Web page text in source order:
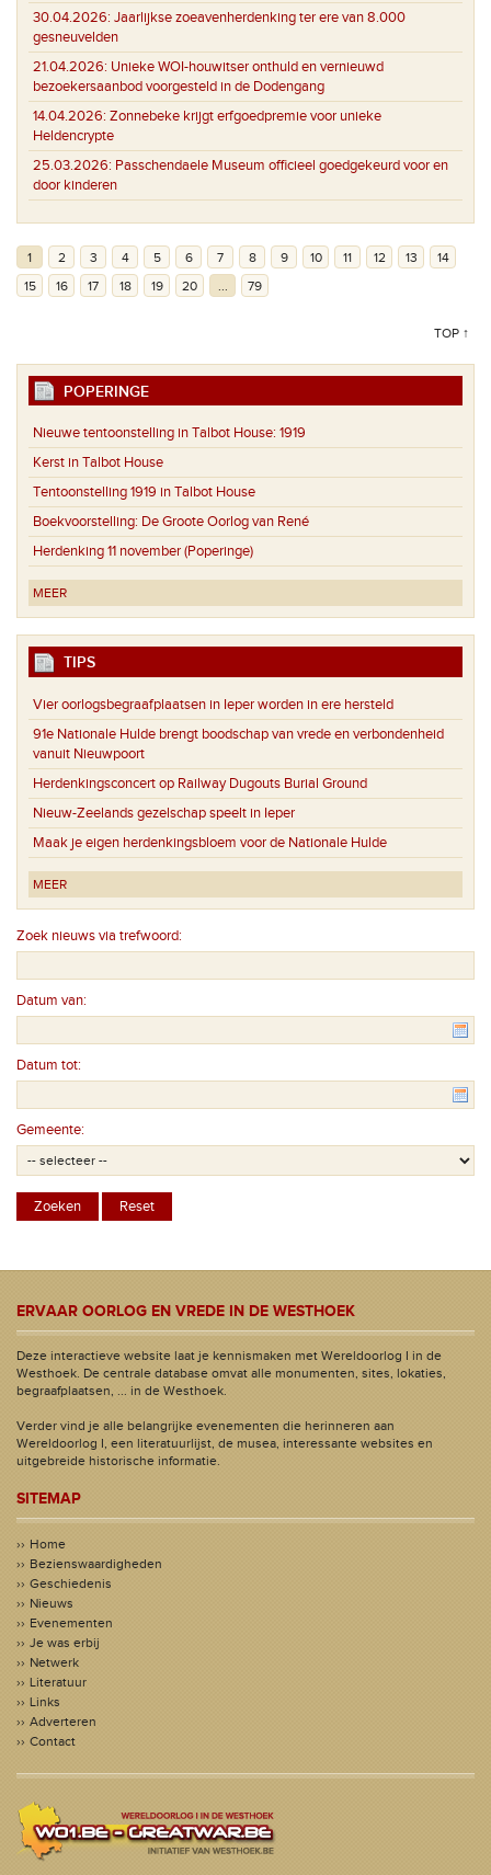
30.04.2026: Jaarlijkse zoeavenherdenking ter ere van 8.000
gesneuvelden
21.04.2026: Unieke WOI-houwitser onthuld en vernieuwd
bezoekersaanbod voorgesteld in de Dodengang
14.04.2026: Zonnebeke krijgt erfgoedpremie voor unieke
Heldencrypte
25.03.2026: Passchendaele Museum officieel goedgekeurd voor en
door kinderen
1 2 3 4 5 6 7 8 9 10 11 12 13
14
15
16 17 18 19 20 79
TOP ↑
POPERINGE
Nieuwe tentoonstelling in Talbot House: 1919
Kerst in Talbot House
Tentoonstelling 1919 in Talbot House
Boekvoorstelling: De Groote Oorlog van René
Herdenking 11 november (Poperinge)
MEER
TIPS
Vier oorlogsbegraafplaatsen in Ieper worden in ere hersteld
91e Nationale Hulde brengt boodschap van vrede en verbondenheid
vanuit Nieuwpoort
Herdenkingsconcert op Railway Dugouts Burial Ground
Nieuw-Zeelands gezelschap speelt in Ieper
Maak je eigen herdenkingsbloem voor de Nationale Hulde
MEER
Zoek nieuws via trefwoord:
Datum van:
Datum tot:
Gemeente:
ERVAAR OORLOG EN VREDE IN DE WESTHOEK
Deze interactieve website laat je kennismaken met Wereldoorlog I in de
Westhoek. De centrale database omvat alle monumenten, sites, lokaties,
begraafplaatsen, ... in de Westhoek.
Verder vind je alle belangrijke evenementen die herinneren aan
Wereldoorlog I, een literatuurlijst, de musea, interessante websites en
uitgebreide historische informatie.
SITEMAP
Home
Bezienswaardigheden
Geschiedenis
Nieuws
Evenementen
Je was erbij
Netwerk
Literatuur
Links
Adverteren
Contact